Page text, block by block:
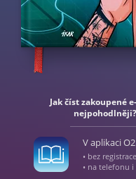
Jak číst zakoupené
nejpohodlněji?
V aplikaci
• bez registrace
• na telefonu